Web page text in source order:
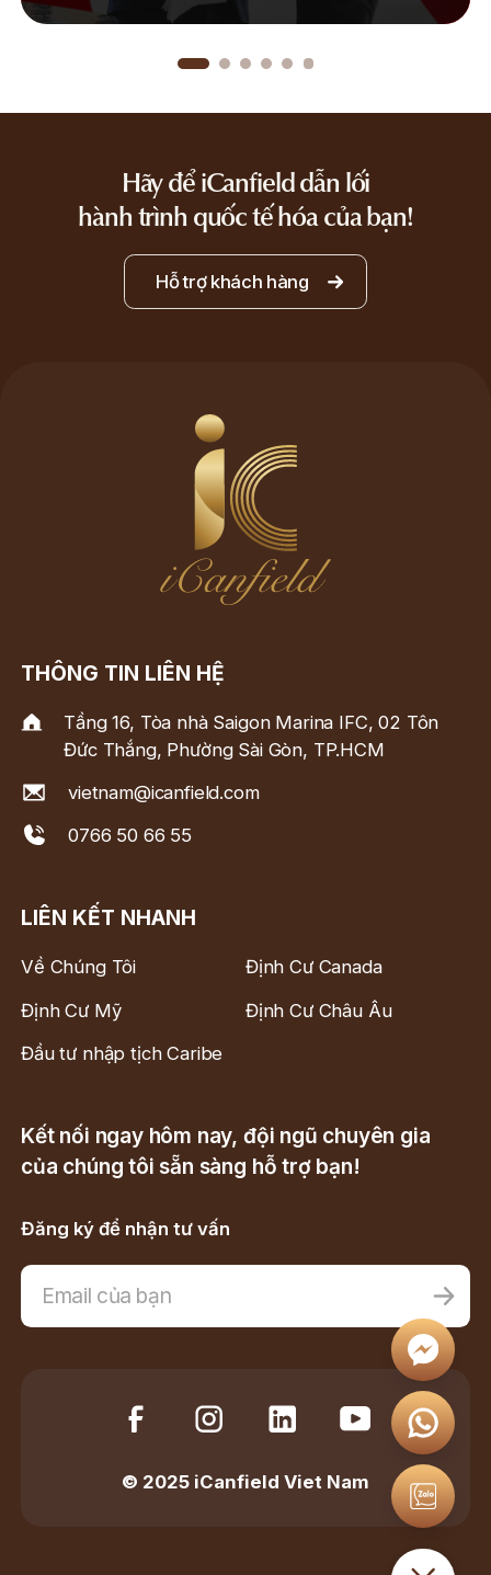
Hãy để iCanfield dẫn lối
hành trình quốc tế hóa của bạn!
Hỗ trợ khách hàng
THÔNG TIN LIÊN HỆ
Tầng 16, Tòa nhà Saigon Marina IFC, 02 Tôn
Đức Thắng, Phường Sài Gòn, TP.HCM
vietnam@icanfield.com
0766 50 66 55
LIÊN KẾT NHANH
Về Chúng Tôi
Định Cư Canada
Định Cư Mỹ
Định Cư Châu Âu
Đầu tư nhập tịch Caribe
Kết nối ngay hôm nay, đội ngũ chuyên gia
của chúng tôi sẵn sàng hỗ trợ bạn!
Đăng ký để nhận tư vấn
© 2025 iCanfield Viet Nam